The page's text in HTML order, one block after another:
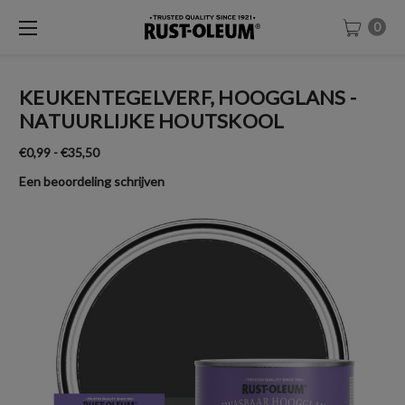
0
KEUKENTEGELVERF, HOOGGLANS -
NATUURLIJKE HOUTSKOOL
€0,99 - €35,50
Een beoordeling schrijven